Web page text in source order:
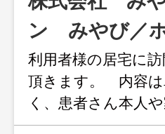
ン みやび／
利用者様の居宅に
頂きます。 内容は
く、患者さん本人
いに沿った在宅療